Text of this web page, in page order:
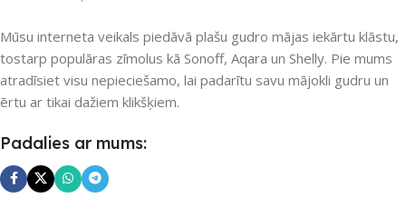
UZREIZ PIEEJAMAIS
SKAITS
Nē
UZREIZ PIEEJAMAIS
Mūsu interneta veikals piedāvā plašu gudro mājas iekārtu klāstu,
tostarp populāras zīmolus kā Sonoff, Aqara un Shelly. Pie mums
atradīsiet visu nepieciešamo, lai padarītu savu mājokli gudru un
ērtu ar tikai dažiem klikšķiem.
Padalies ar mums: